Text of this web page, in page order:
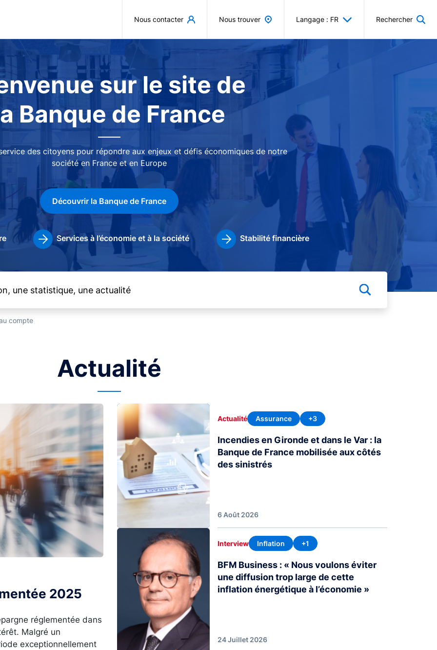
Nous contacter Nous trouver Langage : FR Rechercher
sur le site de
Banque de France
des citoyens pour répondre aux enjeux et défis économiques de notre
société en France et en Europe
Découvrir la Banque de France
Services à l’économie et à la société Stabilité financière
compte
Actualité
2025
réglementée dans
Malgré un
exceptionnellement
Image
Actualité Assurance +3
Incendies en Gironde et dans le Var : la
Banque de France mobilisée aux côtés
des sinistrés
6 Août 2026
Interview Inflation +1
BFM Business : « Nous voulons éviter
une diffusion trop large de cette
inflation énergétique à l’économie »
24 Juillet 2026